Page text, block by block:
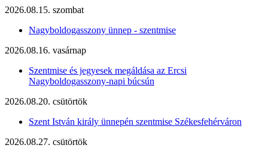
2026.08.15. szombat
Nagyboldogasszony ünnep - szentmise
2026.08.16. vasárnap
Szentmise és jegyesek megáldása az Ercsi
Nagyboldogasszony-napi búcsún
2026.08.20. csütörtök
Szent István király ünnepén szentmise Székesfehérváron
2026.08.27. csütörtök